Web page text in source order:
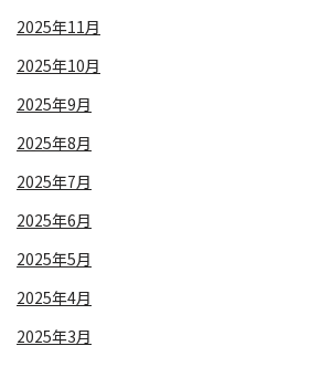
2025年11月
2025年10月
2025年9月
2025年8月
2025年7月
2025年6月
2025年5月
2025年4月
2025年3月